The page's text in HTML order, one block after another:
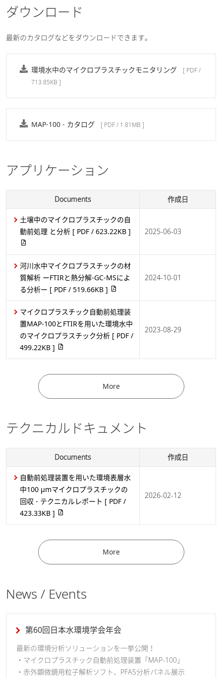
ダウンロード
最新のカタログなどをダウンロードできます。
環境水中のマイクロプラスチックモニタリング
[ PDF /
713.85KB ]
MAP-100 - カタログ [ PDF / 1.81MB ]
アプリケーション
Documents 作成日
土壌中のマイクロプラスチックの自
動前処理 と分析 [ PDF / 623.22KB ] 2025-06-03
河川水中マイクロプラスチックの材
質解析 ーFTIRと熱分解-GC-MSによ
る分析ー [ PDF / 519.66KB ]
2024-10-01
マイクロプラスチック自動前処理装
置MAP-100とFTIRを用いた環境水中
のマイクロプラスチック分析 [ PDF /
499.22KB ]
2023-08-29
More
テクニカルドキュメント
Documents 作成日
自動前処理装置を用いた環境表層水
中100 μmマイクロプラスチックの
回収 - テクニカルレポート [ PDF /
423.33KB ]
2026-02-12
More
News / Events
第60回日本水環境学会年会
最新の環境分析ソリューションを一挙公開！
・マイクロプラスチック自動前処理装置「MAP-100」
・赤外顕微鏡用粒子解析ソフト、PFAS分析パネル展示